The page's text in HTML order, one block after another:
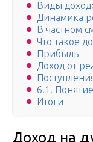
Виды
Динамика
В частном
Что такое
Прибыль
Доход от
6.1.
Итоги
Доход на